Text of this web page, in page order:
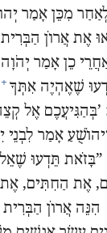
מִכֵּן אָמַר
אֶת אֲרוֹן
כֵן אָמַר
שֶׁאֶהְיֶה אִתְּךָ +
אֶל
אָמַר
”‏בָּזֹאת תֵּדְעוּ
אֶת הַחִתִּים,‏
הִנֵּה אֲרוֹן